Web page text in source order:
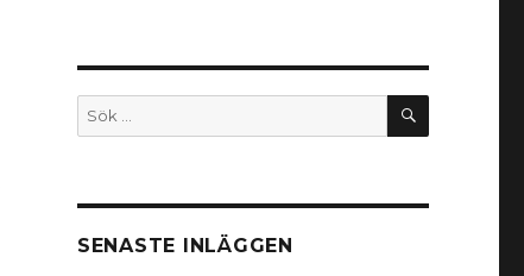
Sök
efter:
SÖK
SENASTE INLÄGGEN